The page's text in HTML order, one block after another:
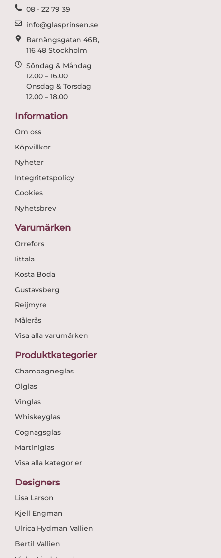
08 - 22 79 39
info@glasprinsen.se
Barnängsgatan 46B,
116 48 Stockholm
Söndag & Måndag
12.00 – 16.00
Onsdag & Torsdag
12.00 – 18.00
Information
Om oss
Köpvillkor
Nyheter
Integritetspolicy
Cookies
Nyhetsbrev
Varumärken
Orrefors
Iittala
Kosta Boda
Gustavsberg
Reijmyre
Målerås
Visa alla varumärken
Produktkategorier
Champagneglas
Ölglas
Vinglas
Whiskeyglas
Cognagsglas
Martiniglas
Visa alla kategorier
Designers
Lisa Larson
Kjell Engman
Ulrica Hydman Vallien
Bertil Vallien